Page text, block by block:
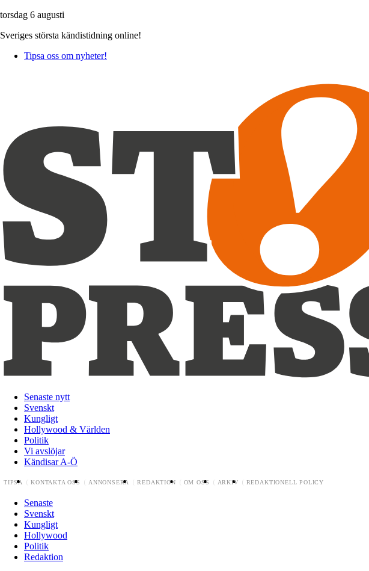
torsdag 6 augusti
Sveriges största kändistidning online!
Tipsa oss om nyheter!
Senaste nytt
Svenskt
Kungligt
Hollywood & Världen
Politik
Vi avslöjar
Kändisar A-Ö
TIPSA KONTAKTA OSS ANNONSERA REDAKTION OM OSS ARKIV REDAKTIONELL POLICY
Senaste
Svenskt
Kungligt
Hollywood
Politik
Redaktion